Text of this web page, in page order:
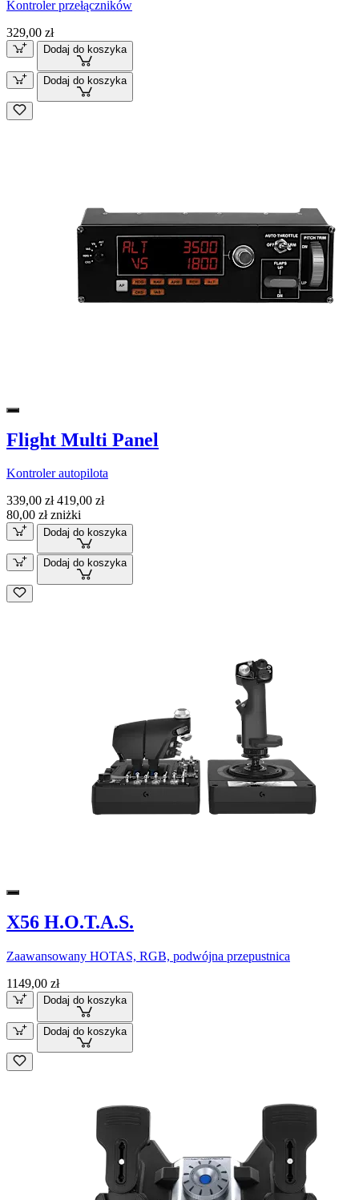
Kontroler przełączników
329,00 zł
Dodaj do koszyka
Dodaj do koszyka
Flight Multi Panel
Kontroler autopilota
339,00 zł 419,00 zł
80,00 zł zniżki
Dodaj do koszyka
Dodaj do koszyka
X56 H.O.T.A.S.
Zaawansowany HOTAS, RGB, podwójna przepustnica
1149,00 zł
Dodaj do koszyka
Dodaj do koszyka